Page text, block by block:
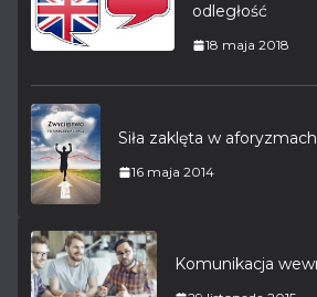
odległość
18 maja 2018
Siła zaklęta w aforyzmach
16 maja 2014
Komunikacja